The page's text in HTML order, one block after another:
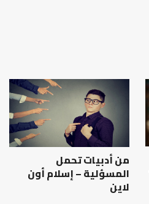
من أدبيات تحمل
المسؤلية – إسلام أون
لاين